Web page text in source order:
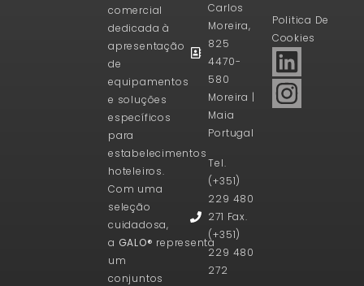
comercial
dedicada à
apresentação
de
equipamentos
e soluções
específicos
para
estabelecimentos
hoteleiros.
Com uma
seleção
cuidadosa,
a GALO® representa
um
conjuntos
Carlos
Moreira,
825
4470-
580
Moreira |
Maia
Portugal
Tel.
(+351)
229 480
271 Fax.
(+351)
229 480
272
Politica De
Cookies